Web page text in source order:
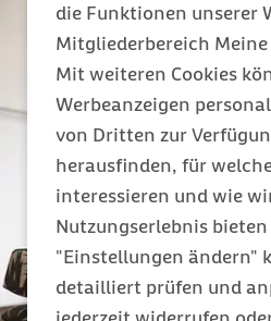
die Funktionen unserer
Mitgliederbereich Meine
Mit weiteren Cookies
Werbeanzeigen
von Dritten zur
herausfinden, für
interessieren und wie
Nutzungserlebnis
"Einstellungen ändern"
detailliert prüfen und